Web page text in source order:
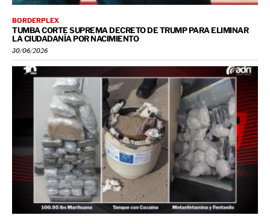
BORDERPLEX
TUMBA CORTE SUPREMA DECRETO DE TRUMP PARA ELIMINAR
LA CIUDADANÍA POR NACIMIENTO
30/06/2026